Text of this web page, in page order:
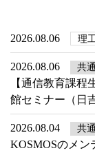
2026.08.06 理
2026.08.06 共通
【通信教育課
館セミナー（日
2026.08.04 共通
KOSMOSのメン